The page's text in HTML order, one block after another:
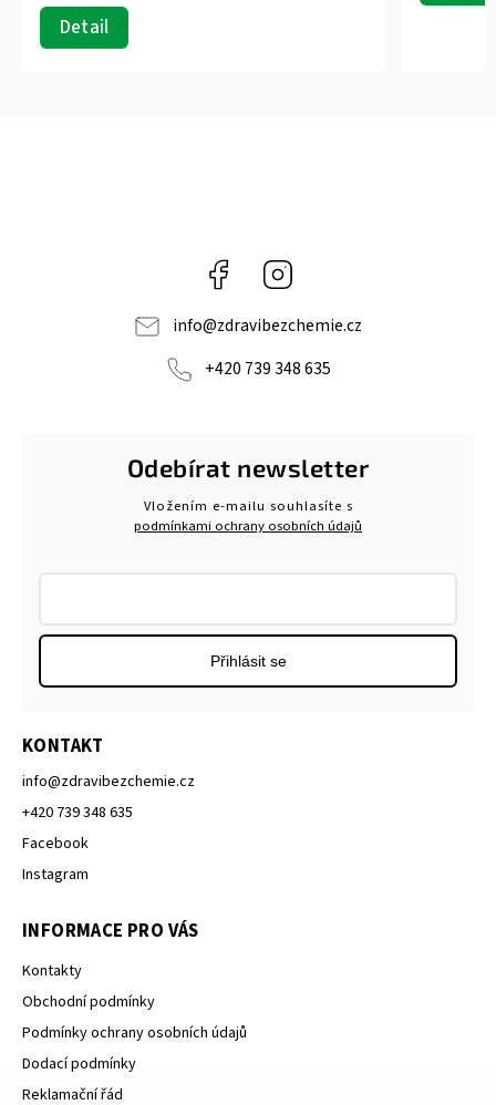
Detail
Facebook
info@zdravibezchemie.cz
+420 739 348 635
KONTAKT
info@zdravibezchemie.cz
+420 739 348 635
Facebook
Instagram
INFORMACE PRO VÁS
Kontakty
Obchodní podmínky
Podmínky ochrany osobních údajů
Dodací podmínky
Reklamační řád
Odebírat newsletter
Vložením e-mailu souhlasíte s
podmínkami ochrany osobních údajů
Přihlásit se